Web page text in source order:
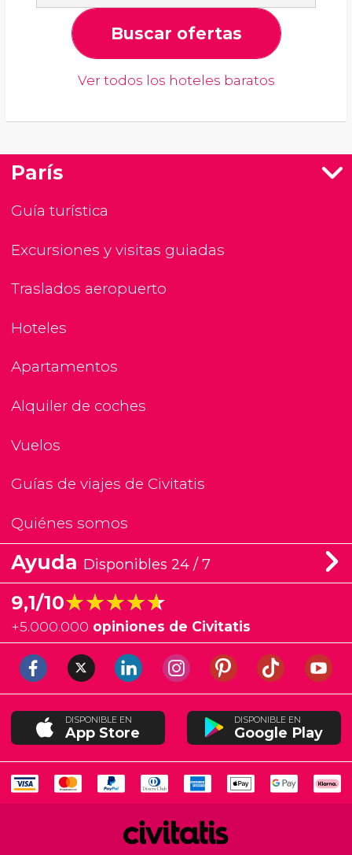
Buscar ofertas
Ver todos los hoteles baratos
París
Guía turística
Excursiones y visitas guiadas
Traslados aeropuerto
Hoteles
Apartamentos
Alquiler de coches
Vuelos
Guías de viajes de Civitatis
Quiénes somos
Ayuda Disponibles 24 / 7
9,1/10★★★★★
★★★★★
+5.000.000 opiniones de Civitatis
DISPONIBLE EN
App Store
DISPONIBLE EN
Google Play